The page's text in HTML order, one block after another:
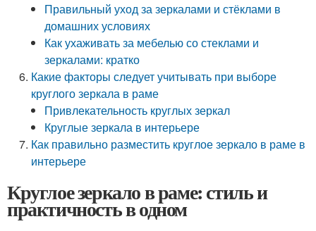
Правильный уход за зеркалами и стёклами в
домашних условиях
Как ухаживать за мебелью со стеклами и
зеркалами: кратко
Какие факторы следует учитывать при выборе
круглого зеркала в раме
Привлекательность круглых зеркал
Круглые зеркала в интерьере
Как правильно разместить круглое зеркало в раме в
интерьере
Круглое зеркало в раме: стиль и
практичность в одном